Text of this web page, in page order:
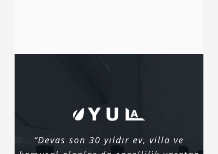
“Devas son 30 yıldır ev, villa ve